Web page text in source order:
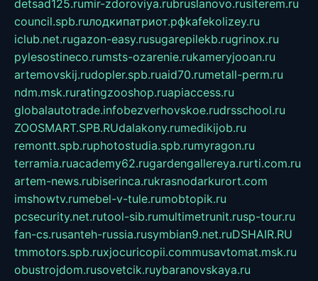
detsad125.rumir-zdoroviya.rubruslanovo.rusiterem.ru
council.spb.ruлодкипатриот.рфkafekolizey.ru
iclub.net.rugazon-easy.rusugarepilekb.rugrinox.ru
pylesostineco.rumsts-ozarenie.rukameryjooan.ru
artemovskij.rudopler.spb.ruaid70.rumetall-perm.ru
ndm.msk.ruratingzooshop.ruapiaccess.ru
globalautotrade.infobezverhovskoe.rudrsschool.ru
ZOOSMART.SPB.RUdalakony.rumedikijob.ru
remontt.spb.ruphotostudia.spb.rumyragon.ru
terramia.ruacademy62.rugardengallereya.rurti.com.ru
artem-news.rubiserinca.rukrasnodarkurort.com
imshowtv.rumebel-v-tule.rumobtopik.ru
pcsecurity.net.rutool-sib.rumultimetrunit.rusp-tour.ru
fan-cs.rusanteh-russia.rusymbian9.net.ruDSHAIR.RU
tmmotors.spb.ruxjocuricopii.commusavtomat.msk.ru
obustrojdom.rusovetcik.ruybaranovskaya.ru